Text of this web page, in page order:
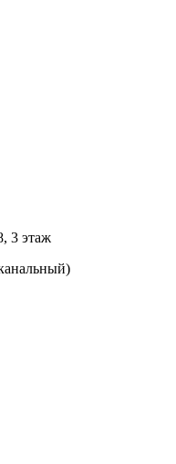
, 3 этаж